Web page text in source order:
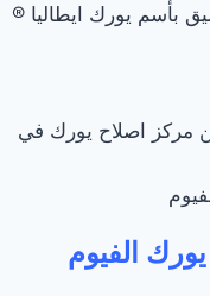
بأسم يورك ايطاليا ®
مركز اصلاح يورك في
الفيوم